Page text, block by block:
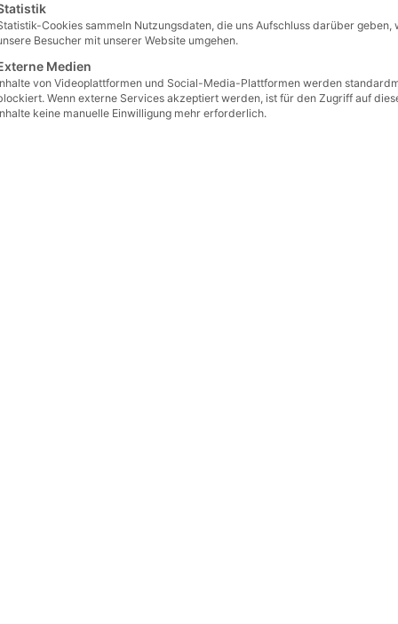
Cookies sammeln Nutzungsdaten, die uns Aufschluss darüber geben,
Besucher mit unserer Website umgehen.
Medien
von Videoplattformen und Social-Media-Plattformen werden
Wenn externe Services akzeptiert werden, ist für den Zugriff auf
keine manuelle Einwilligung mehr erforderlich.